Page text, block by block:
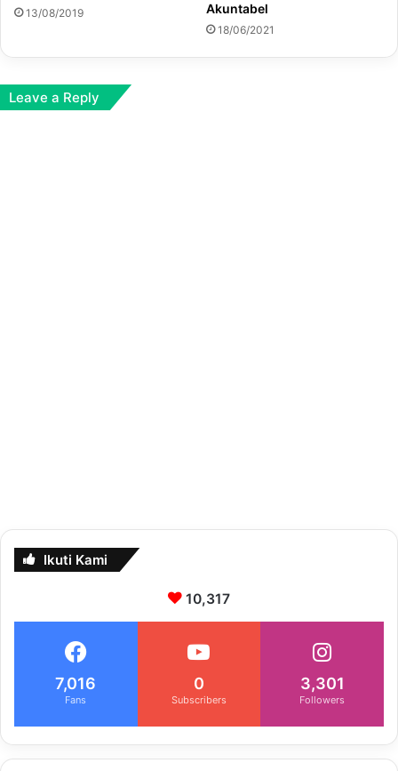
13/08/2019 Akuntabel
18/06/2021
Leave a Reply
Ikuti Kami
10,317
7,016
Fans
0
Subscribers
3,301
Followers